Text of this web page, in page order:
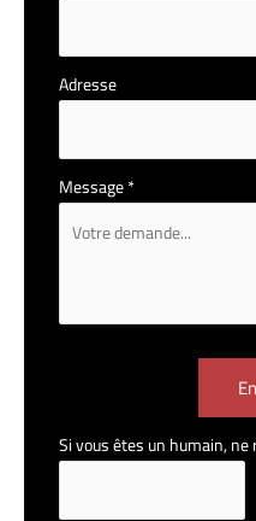
Adresse
Message*
Si vous êtes un humain,